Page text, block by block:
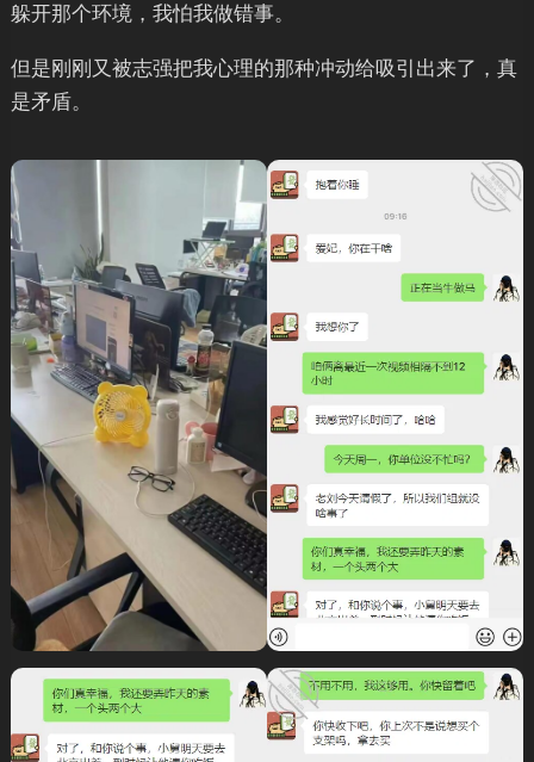
躲开那个环境，我怕我做错事。
但是刚刚又被志强把我心理的那种冲动给吸引出来了，真
是矛盾。